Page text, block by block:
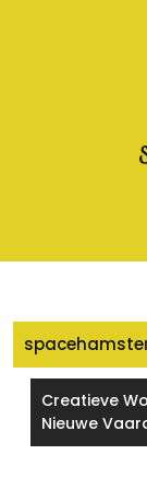
Creatieve
Nieuwe